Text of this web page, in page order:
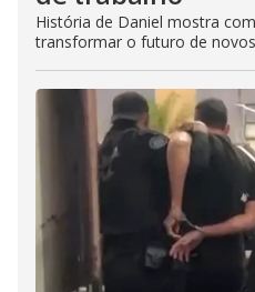
História de Daniel mostra
transformar o futuro de